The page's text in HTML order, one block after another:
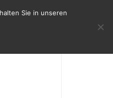
Sie in unseren